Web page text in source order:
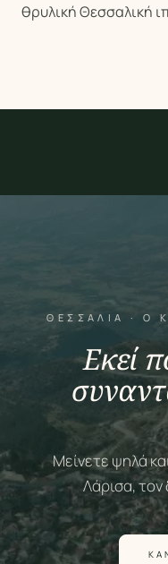
θρυλική Θεσσαλική
ΘΕΣΣΑΛΊΑ · Ο
Εκεί
Μείνετε ψηλά
Λάρισα, τον